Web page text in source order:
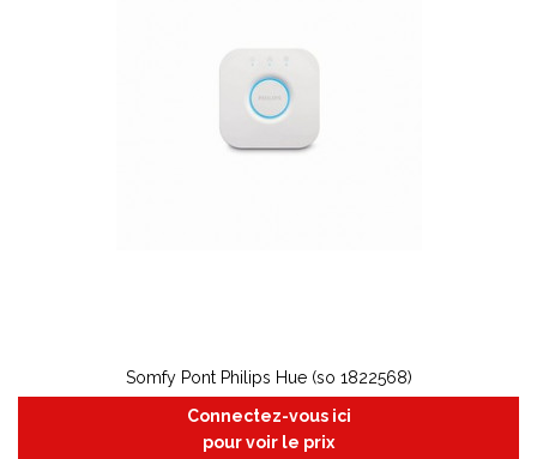
Somfy Pont Philips Hue (so 1822568)
Connectez-vous ici
pour voir le prix